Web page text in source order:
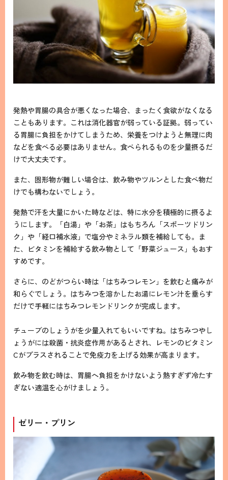
発熱や胃腸の具合が悪くなった場合、まったく食欲がなくなる
こともあります。これは消化器官が弱っている証拠。弱ってい
る胃腸に負担をかけてしまうため、栄養をつけようと無理に肉
などを食べる必要はありません。食べられるものを少量摂るだ
けで大丈夫です。
また、固形物が難しい場合は、飲み物やツルンとした食べ物だ
けでも構わないでしょう。
発熱で汗を大量にかいた時などは、特に水分を積極的に摂るよ
うにします。「白湯」や「お茶」はもちろん「スポーツドリン
ク」や「経口補水液」で塩分やミネラル類を補給しても。ま
た、ビタミンを補給する飲み物として「野菜ジュース」もおす
すめです。
さらに、のどがつらい時は「はちみつレモン」を飲むと痛みが
和らぐでしょう。はちみつを溶かしたお湯にレモン汁を垂らす
だけで手軽にはちみつレモンドリンクが完成します。
チューブのしょうがを少量入れてもいいですね。はちみつやし
ょうがには殺菌・抗炎症作用があるとされ、レモンのビタミン
Cがプラスされることで免疫力を上げる効果が高まります。
飲み物を飲む時は、胃腸へ負担をかけないよう熱すぎず冷たす
ぎない適温を心がけましょう。
ゼリー・プリン